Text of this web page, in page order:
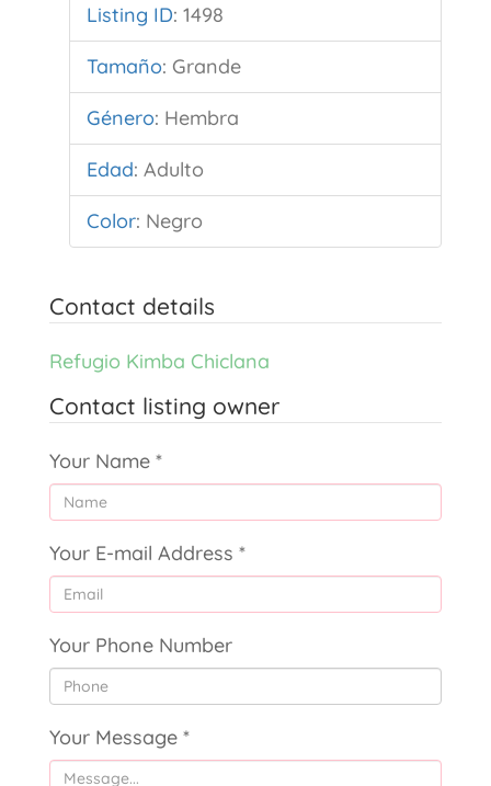
Listing ID: 1498
Tamaño: Grande
Género: Hembra
Edad: Adulto
Color: Negro
Contact details
Refugio Kimba Chiclana
Contact listing owner
Your Name *
Your E-mail Address *
Your Phone Number
Your Message *